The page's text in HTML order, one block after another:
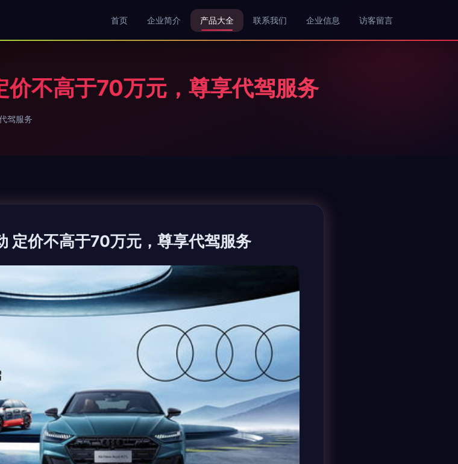
首页 企业简介 产品大全 联系我们 企业信息 访客留言
不高于70万元，尊享代驾服务
驾服务
定价不高于70万元，尊享代驾服务